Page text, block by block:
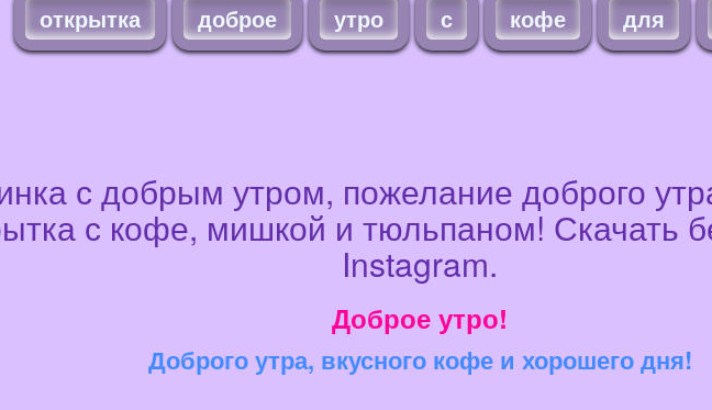
открытка доброе утро с кофе для
с добрым утром, пожелание доброго
с кофе, мишкой и тюльпаном! Скачать
Instagram.
Доброе утро!
Доброго утра, вкусного кофе и хорошего дня!